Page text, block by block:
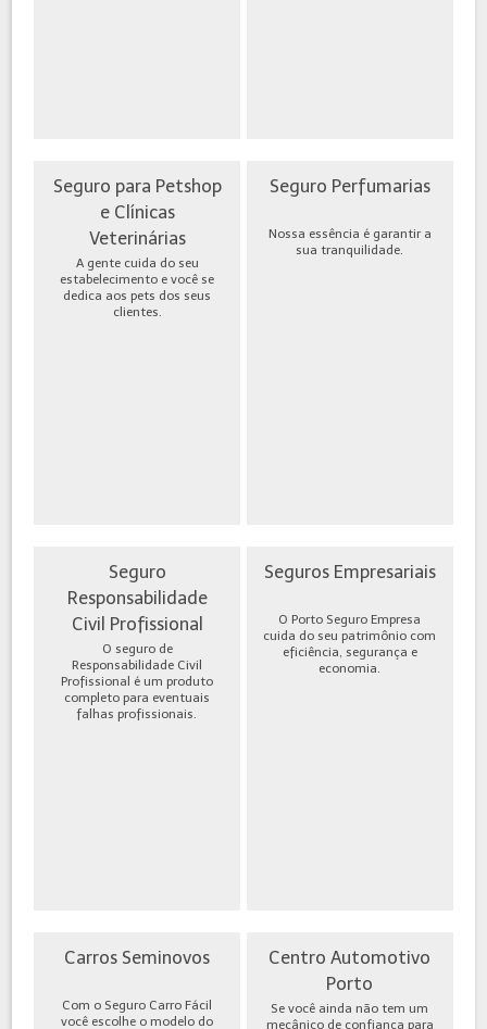
Seguro para Petshop
e Clínicas
Veterinárias
A gente cuida do seu
estabelecimento e você se
dedica aos pets dos seus
clientes.
Seguro Perfumarias
Nossa essência é garantir a
sua tranquilidade.
Seguro
Responsabilidade
Civil Profissional
O seguro de
Responsabilidade Civil
Profissional é um produto
completo para eventuais
falhas profissionais.
Seguros Empresariais
O Porto Seguro Empresa
cuida do seu patrimônio com
eficiência, segurança e
economia.
Carros Seminovos
Com o Seguro Carro Fácil
você escolhe o modelo do
Centro Automotivo
Porto
Se você ainda não tem um
mecânico de confiança para